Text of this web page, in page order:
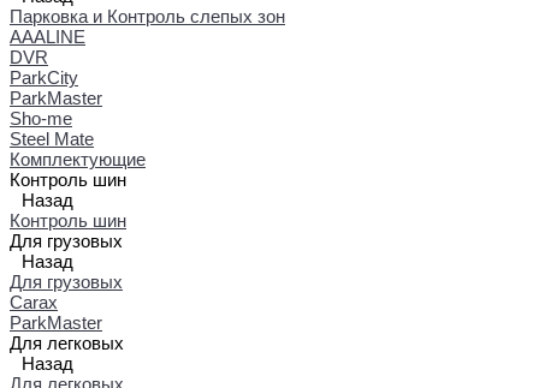
Парковка и Контроль слепых зон
AAALINE
DVR
ParkCity
ParkMaster
Sho-me
Steel Mate
Комплектующие
Контроль шин
Назад
Контроль шин
Для грузовых
Назад
Для грузовых
Carax
ParkMaster
Для легковых
Назад
Для легковых